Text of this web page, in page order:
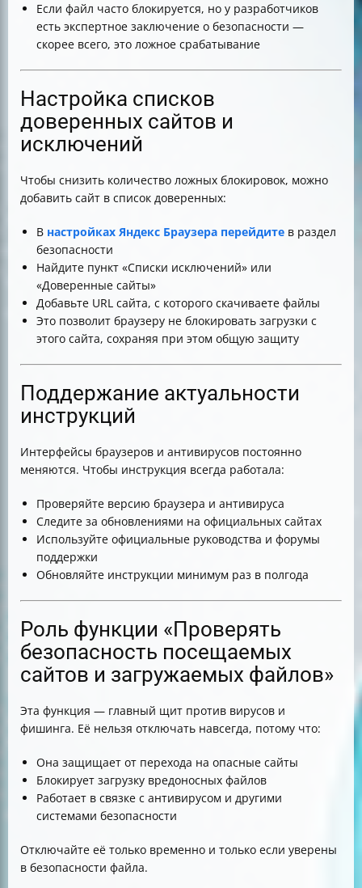
Если файл часто блокируется, но у разработчиков
есть экспертное заключение о безопасности —
скорее всего, это ложное срабатывание
Настройка списков
доверенных сайтов и
исключений
Чтобы снизить количество ложных блокировок, можно
добавить сайт в список доверенных:
В настройках Яндекс Браузера перейдите в раздел
безопасности
Найдите пункт «Списки исключений» или
«Доверенные сайты»
Добавьте URL сайта, с которого скачиваете файлы
Это позволит браузеру не блокировать загрузки с
этого сайта, сохраняя при этом общую защиту
Поддержание актуальности
инструкций
Интерфейсы браузеров и антивирусов постоянно
меняются. Чтобы инструкция всегда работала:
Проверяйте версию браузера и антивируса
Следите за обновлениями на официальных сайтах
Используйте официальные руководства и форумы
поддержки
Обновляйте инструкции минимум раз в полгода
Роль функции «Проверять
безопасность посещаемых
сайтов и загружаемых файлов»
Эта функция — главный щит против вирусов и
фишинга. Её нельзя отключать навсегда, потому что:
Она защищает от перехода на опасные сайты
Блокирует загрузку вредоносных файлов
Работает в связке с антивирусом и другими
системами безопасности
Отключайте её только временно и только если уверены
в безопасности файла.